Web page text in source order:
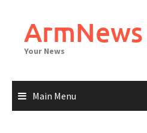
content
Your News
Main Menu